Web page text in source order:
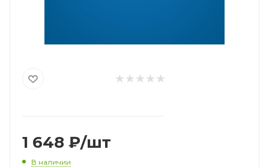
1 648 ₽/шт
В наличии